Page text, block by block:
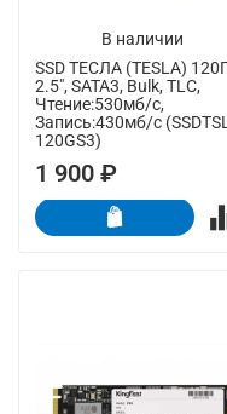
В наличии
SSD ТЕСЛА (TESLA)
2.5", SATA3, Bulk, TLC,
Чтение:530мб/с,
Запись:430мб/с
120GS3)
1 900 ₽